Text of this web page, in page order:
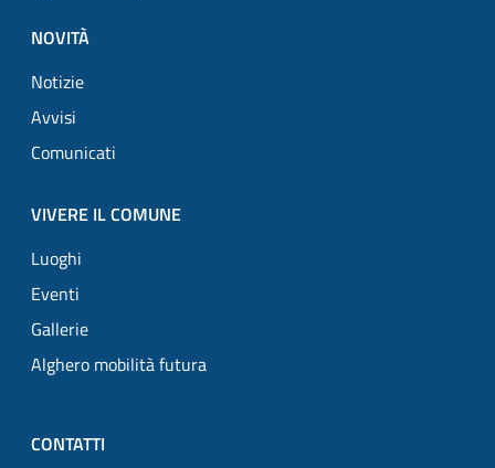
NOVITÀ
Notizie
Avvisi
Comunicati
VIVERE IL COMUNE
Luoghi
Eventi
Gallerie
Alghero mobilità futura
CONTATTI